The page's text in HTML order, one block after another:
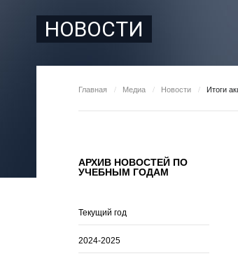
НОВОСТИ
Главная / Медиа / Новости / Итоги
АРХИВ НОВОСТЕЙ ПО
УЧЕБНЫМ ГОДАМ
Текущий год
2024-2025